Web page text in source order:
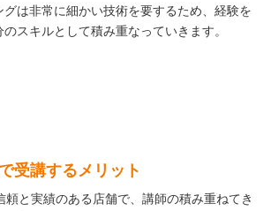
グは非常に細かい技術を要するため、経験を
スキルとして積み重なっていきます。
受講するメリット
頼と実績のある店舗で、講師の積み重ねてき